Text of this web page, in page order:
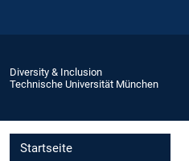
Diversity & Inclusion
Technische Universität München
Startseite